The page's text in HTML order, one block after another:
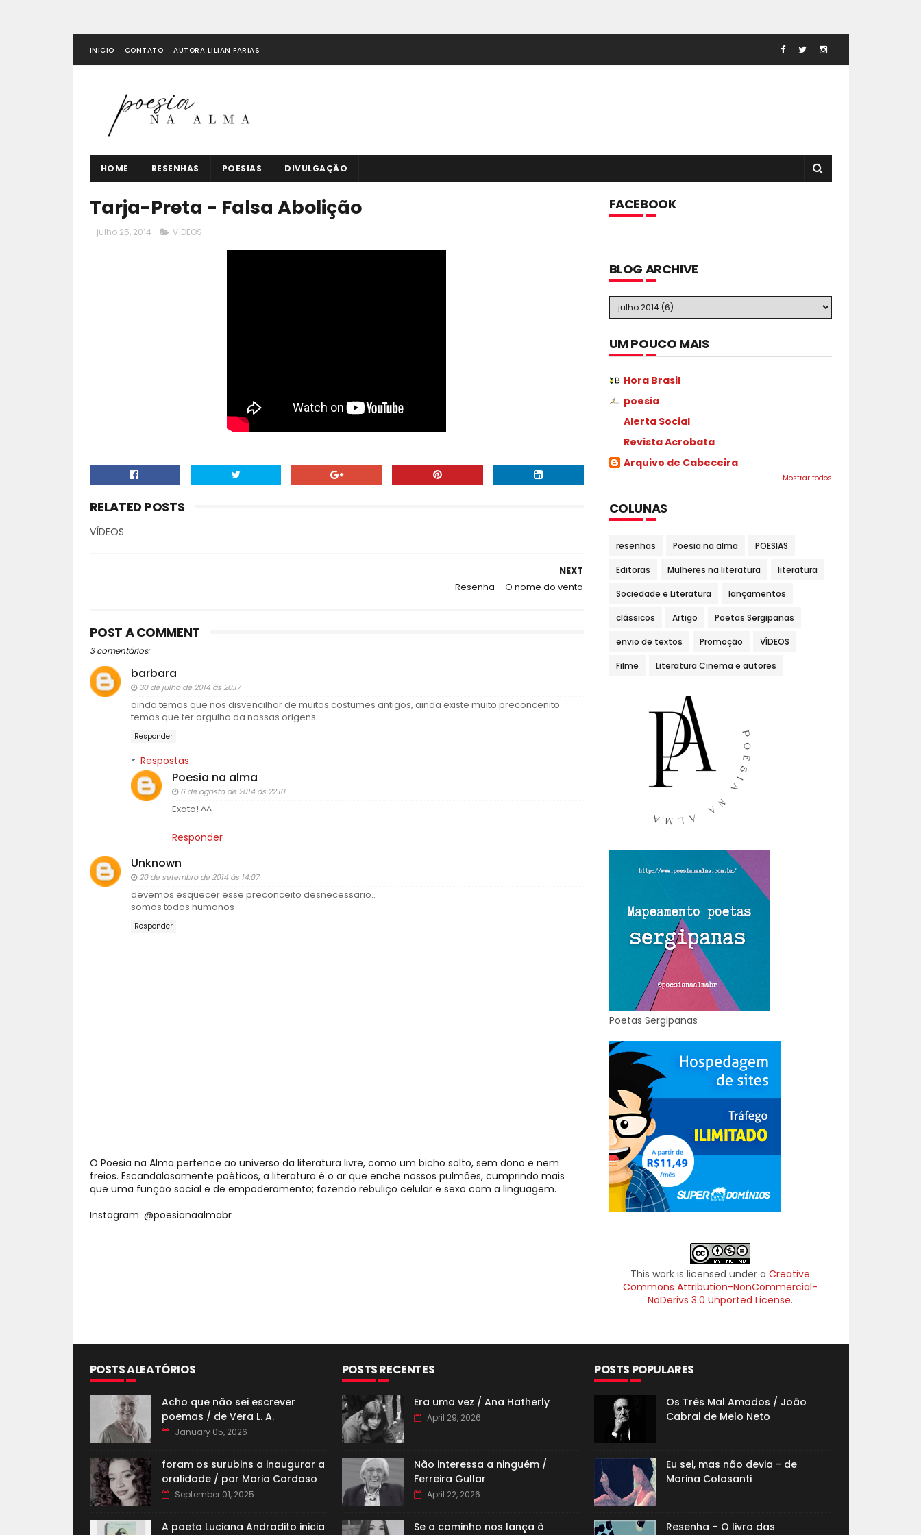
INICIO CONTATO AUTORA LILIAN FARIAS
HOME RESENHAS POESIAS DIVULGAÇÃO
Tarja-Preta - Falsa Abolição
julho 25, 2014 VÍDEOS
RELATED POSTS
VÍDEOS
NEXT
Resenha – O nome do vento
POST A COMMENT
3 comentários:
barbara
30 de julho de 2014 às 20:17
ainda temos que nos disvencilhar de muitos costumes antigos, ainda existe muito preconcenito.
temos que ter orgulho da nossas origens
Responder
Respostas
Poesia na alma
6 de agosto de 2014 às 22:10
Exato! ^^
Responder
Unknown
20 de setembro de 2014 às 14:07
devemos esquecer esse preconceito desnecessario..
somos todos humanos
Responder
O Poesia na Alma pertence ao universo da literatura livre, como um bicho solto, sem dono e nem
freios. Escandalosamente poéticos, a literatura é o ar que enche nossos pulmões, cumprindo mais
que uma função social e de empoderamento; fazendo rebuliço celular e sexo com a linguagem.
Instagram: @poesianaalmabr
FACEBOOK
BLOG ARCHIVE
UM POUCO MAIS
Hora Brasil
poesia
Alerta Social
Revista Acrobata
Arquivo de Cabeceira
Mostrar todos
COLUNAS
resenhas Poesia na alma POESIAS
Editoras Mulheres na literatura literatura
Sociedade e Literatura lançamentos
clássicos Artigo Poetas Sergipanas
envio de textos Promoção VÍDEOS
Filme Literatura Cinema e autores
Poetas Sergipanas
This work is licensed under aCreative
Commons Attribution-NonCommercial-
NoDerivs 3.0 Unported License.
POSTS ALEATÓRIOS
Acho que não sei escrever
poemas / de Vera L. A.
January 05, 2026
foram os surubins a inaugurar a
oralidade / por Maria Cardoso
September 01, 2025
A poeta Luciana Andradito inicia
POSTS RECENTES
Era uma vez / Ana Hatherly
April 29, 2026
Não interessa a ninguém /
Ferreira Gullar
April 22, 2026
Se o caminho nos lança à
POSTS POPULARES
Os Três Mal Amados / João
Cabral de Melo Neto
Eu sei, mas não devia - de
Marina Colasanti
Resenha – O livro das